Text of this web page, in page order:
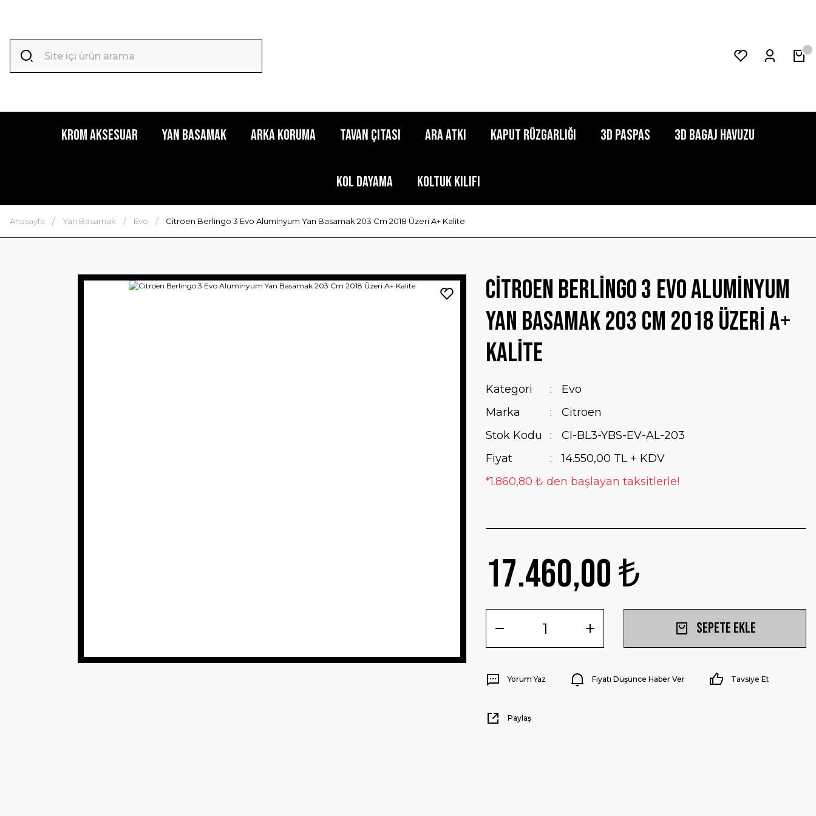
Krom Aksesuar Yan Basamak Arka Koruma Tavan Çıtası Ara Atkı Kaput Rüzgarlığı 3D Paspas 3D Bagaj Havuzu
Kol Dayama Koltuk Kılıfı
Anasayfa Yan Basamak Evo Citroen Berlingo 3 Evo Aluminyum Yan Basamak 203 Cm 2018 Üzeri A+ Kalite
Citroen Berlingo 3 Evo Aluminyum
Yan Basamak 203 Cm 2018 Üzeri A+
Kalite
Kategori
Evo
Marka
Citroen
Stok Kodu
CI-BL3-YBS-EV-AL-203
Fiyat
14.550,00 TL + KDV
*1.860,80 ₺ den başlayan taksitlerle!
17.460,00 ₺
Sepete Ekle
Yorum Yaz Fiyatı Düşünce Haber Ver Tavsiye Et
Paylaş